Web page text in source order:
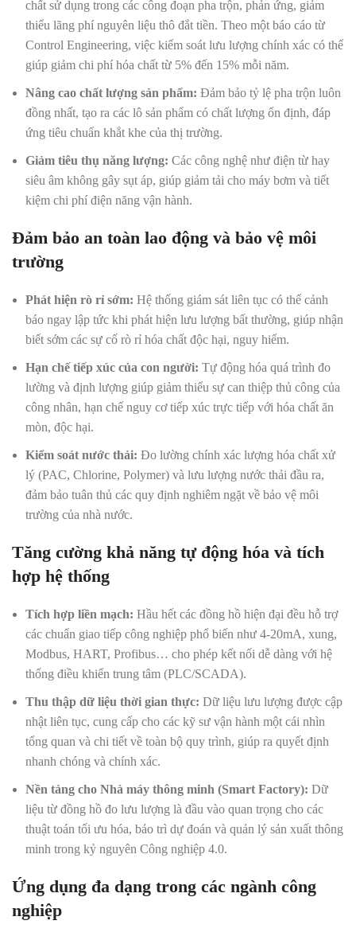
chất sử dụng trong các công đoạn pha trộn, phản ứng, giảm
thiểu lãng phí nguyên liệu thô đắt tiền. Theo một báo cáo từ
Control Engineering, việc kiểm soát lưu lượng chính xác có thể
giúp giảm chi phí hóa chất từ 5% đến 15% mỗi năm.
Nâng cao chất lượng sản phẩm: Đảm bảo tỷ lệ pha trộn luôn
đồng nhất, tạo ra các lô sản phẩm có chất lượng ổn định, đáp
ứng tiêu chuẩn khắt khe của thị trường.
Giảm tiêu thụ năng lượng: Các công nghệ như điện từ hay
siêu âm không gây sụt áp, giúp giảm tải cho máy bơm và tiết
kiệm chi phí điện năng vận hành.
Đảm bảo an toàn lao động và bảo vệ môi
trường
Phát hiện rò rỉ sớm: Hệ thống giám sát liên tục có thể cảnh
báo ngay lập tức khi phát hiện lưu lượng bất thường, giúp nhận
biết sớm các sự cố rò rỉ hóa chất độc hại, nguy hiểm.
Hạn chế tiếp xúc của con người: Tự động hóa quá trình đo
lường và định lượng giúp giảm thiểu sự can thiệp thủ công của
công nhân, hạn chế nguy cơ tiếp xúc trực tiếp với hóa chất ăn
mòn, độc hại.
Kiểm soát nước thải: Đo lường chính xác lượng hóa chất xử
lý (PAC, Chlorine, Polymer) và lưu lượng nước thải đầu ra,
đảm bảo tuân thủ các quy định nghiêm ngặt về bảo vệ môi
trường của nhà nước.
Tăng cường khả năng tự động hóa và tích
hợp hệ thống
Tích hợp liền mạch: Hầu hết các đồng hồ hiện đại đều hỗ trợ
các chuẩn giao tiếp công nghiệp phổ biến như 4-20mA, xung,
Modbus, HART, Profibus… cho phép kết nối dễ dàng với hệ
thống điều khiển trung tâm (PLC/SCADA).
Thu thập dữ liệu thời gian thực: Dữ liệu lưu lượng được cập
nhật liên tục, cung cấp cho các kỹ sư vận hành một cái nhìn
tổng quan và chi tiết về toàn bộ quy trình, giúp ra quyết định
nhanh chóng và chính xác.
Nền tảng cho Nhà máy thông minh (Smart Factory): Dữ
liệu từ đồng hồ đo lưu lượng là đầu vào quan trọng cho các
thuật toán tối ưu hóa, bảo trì dự đoán và quản lý sản xuất thông
minh trong kỷ nguyên Công nghiệp 4.0.
Ứng dụng đa dạng trong các ngành công
nghiệp